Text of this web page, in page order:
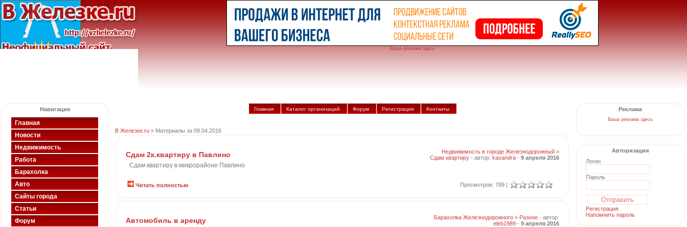
Ваша реклама здесь
Навигация
Главная
Новости
Недвижимость
Работа
Барахолка
Авто
Сайты города
Статьи
Форум
Главная Каталог организаций Форум Регистрация Контакты
В Железке.ru » Материалы за 09.04.2016
Сдам 2к.квартиру в Павлино Недвижимость в городе Железнодорожный »
Сдам квартиру - автор: kasandra - 9 апреля 2016
Сдам квартиру в микрорайоне Павлино
Читать полностью Просмотров: 789 |
Автомобиль в аренду Барахолка Железнодорожного » Разное - автор:
eleb1989 - 9 апреля 2016
Реклама
Ваша реклама здесь
Авторизация
Логин
Пароль
Регистрация
Напомнить пароль